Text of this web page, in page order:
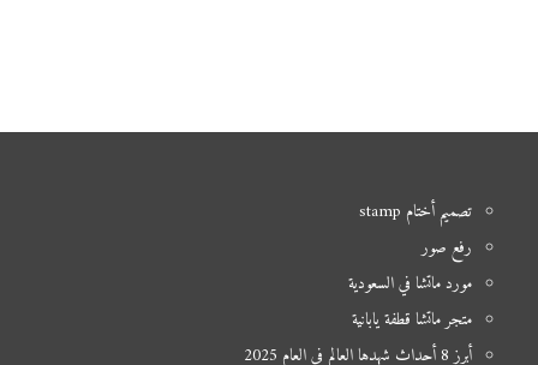
تصميم أختام stamp
رفع صور
مورد ماتشا في السعودية
متجر ماتشا قطفة يابانية
أبرز 8 أحداث شهدها العالم في العام 2025